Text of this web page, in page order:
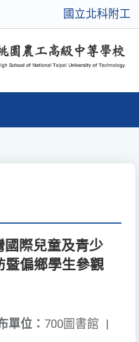
國立北科附工
國際兒童及青少
暨偏鄉學生參觀
單位： 700圖書館 |